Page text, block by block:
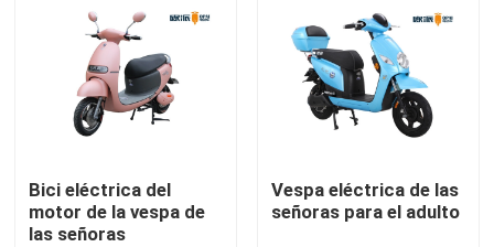
Contactos
Productos
Vespa eléctrica del ciclomotor
Bici eléctrica del
motor de la vespa de
las señoras
Vespa eléctrica de las
señoras para el adulto